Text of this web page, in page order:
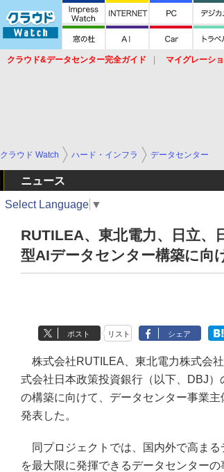
クラウド&データセンター完全ガイド マイグレーシ
クラウド Watch ハード・インフラ データセンター
ニュース
Select Language ▼
RUTILEA、東北電力、日立、
型AIデータセンター構築に向
ポスト リスト シェア
株式会社RUTILEA、東北電力株式会
式会社日本政策投資銀行（以下、DBJ
の構築に向けて、データセンター事業
発表した。
同プロジェクトでは、国内外で高まる
を最大限に発揮できるデータセンター